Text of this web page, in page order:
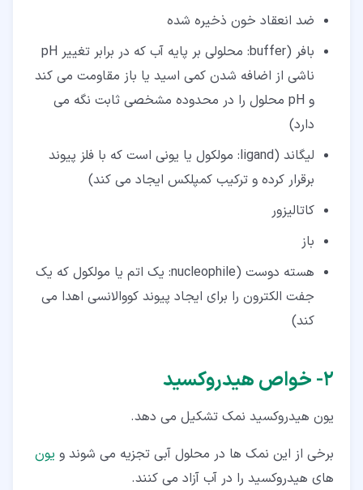
ضد انعقاد خون ذخیره شده
بافر (buffer: محلولی بر پایه آب که در برابر تغییر pH
ناشی از اضافه شدن کمی اسید یا باز مقاومت می کند
و pH محلول را در محدوده مشخصی ثابت نگه می
دارد)
لیگاند (ligand: مولکول یا یونی است که با فلز پیوند
برقرار کرده و ترکیب کمپلکس ایجاد می کند)
کاتالیزور
باز
هسته دوست (nucleophile: یک اتم یا مولکول که یک
جفت الکترون را برای ایجاد پیوند کووالانسی اهدا می
کند)
۲‏- خواص هیدروکسید
یون هیدروکسید نمک تشکیل می دهد.
برخی از این نمک ها در محلول آبی تجزیه می شوند و یون
های هیدروکسید را در آب آزاد می کنند.